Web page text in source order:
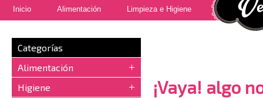
Inicio Alimentación Limpieza e Higiene
Categorías
Alimentación
Higiene
¡Vaya! algo